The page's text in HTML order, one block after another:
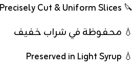
🔪 Precisely Cut & Uniform Slices
💧 محفوظة في شراب خفيف
💧 Preserved in Light Syrup